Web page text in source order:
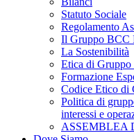
Statuto Sociale
Regolamento
Il Gruppo BCC
La Sostenibilità
Etica di
Formazione
Codice Etico di
Politica di
interessi e
ASSEMBLEA